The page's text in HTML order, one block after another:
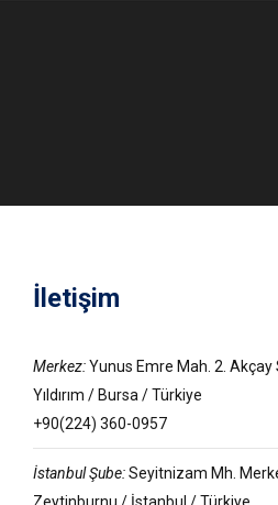
İletişim
Merkez:Yunus Emre Mah. 2. Akçay
Yıldırım / Bursa / Türkiye
+90(224) 360-0957
İstanbul Şube:Seyitnizam Mh.
Zeytinburnu / İstanbul / Türkiye